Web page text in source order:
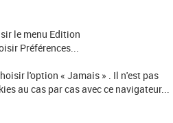
le menu Edition
Préférences...
l'option « Jamais » . Il n'est pas
au cas par cas avec ce navigateur...